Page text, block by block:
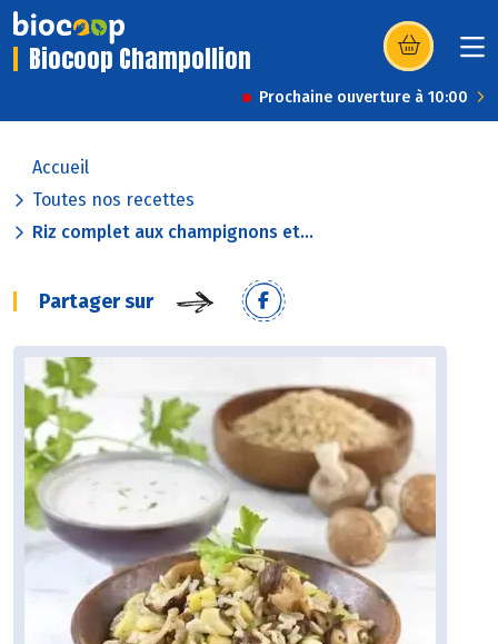
Biocoop Champollion (s’ouvre dans
Prochaine ouverture à 10:00
Accueil
Toutes nos recettes
Riz complet aux champignons et...
Partager sur